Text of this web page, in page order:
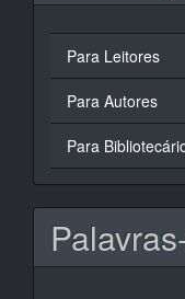
Para Leitores
Para Autores
Para